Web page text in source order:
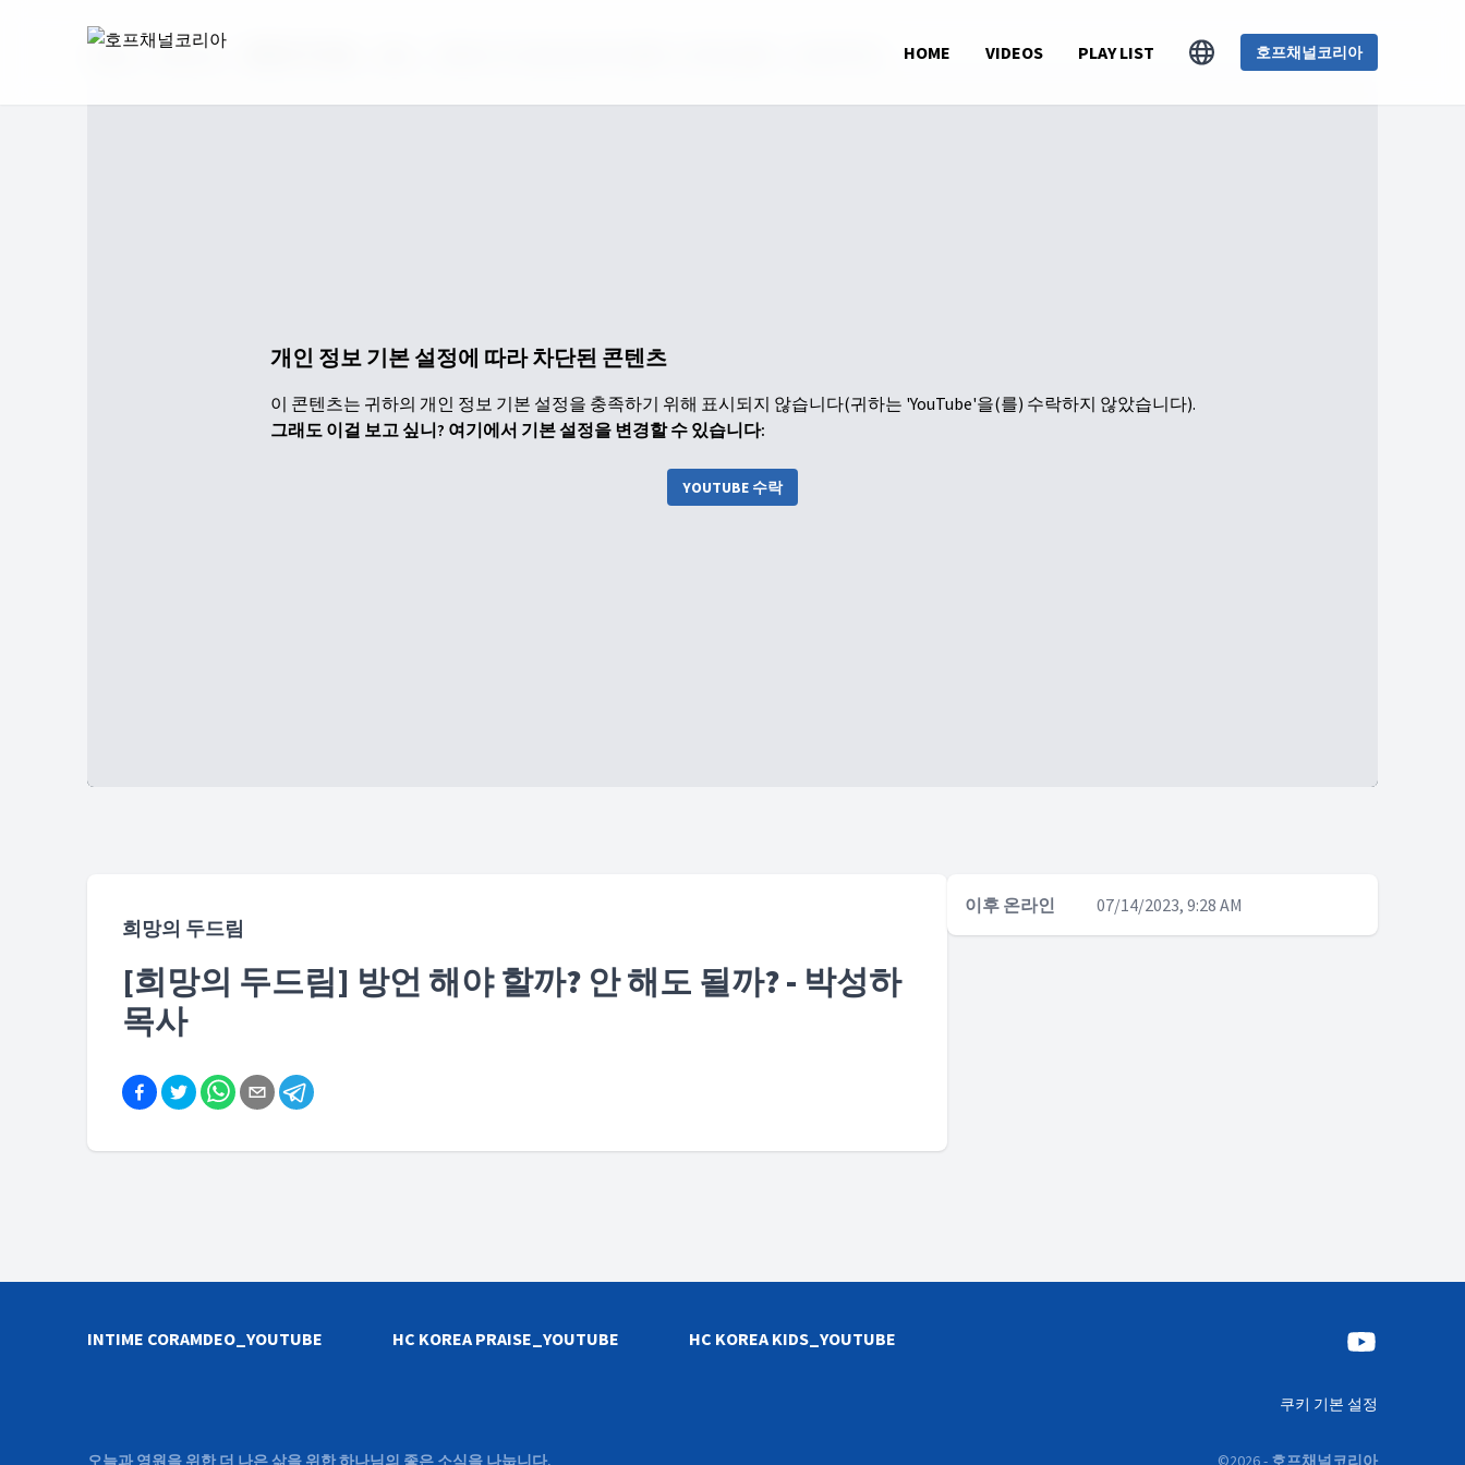
HOME VIDEOS PLAY LIST 호프채널코리아
Home Play List
개인 정보 기본 설정에 따라 차단된 콘텐츠
이 콘텐츠는 귀하의 개인 정보 기본 설정을 충족하기 위해 표시되지 않습니다(귀하는 'YouTube'을(를) 수락하지 않았습니다).
그래도 이걸 보고 싶니? 여기에서 기본 설정을 변경할 수 있습니다:
YOUTUBE 수락
희망의 두드림
[희망의 두드림] 방언 해야 할까? 안 해도 될까? - 박성하
목사
이후 온라인 07/14/2023, 9:28 AM
INTIME CORAMDEO_YOUTUBE HC KOREA PRAISE_YOUTUBE HC KOREA KIDS_YOUTUBE
쿠키 기본 설정
오늘과 영원을 위한 더 나은 삶을 위한 하나님의 좋은 소식을 나눕니다. ©2026- 호프채널코리아